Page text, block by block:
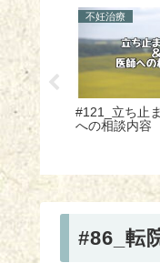
戦！
レー
その他
#115_金銭管
作成する～
#86_転